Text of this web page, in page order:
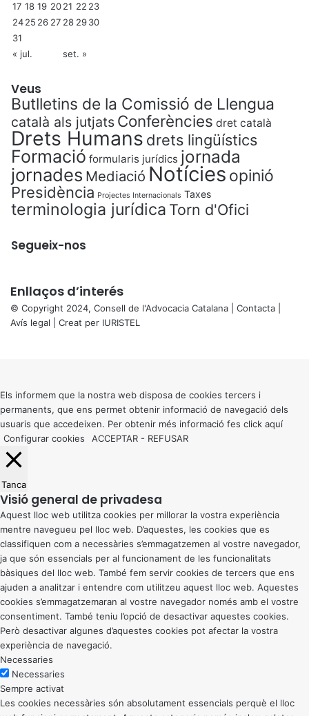
17 18 19 2021 22 23
2425 26 27 28 2930
31
« jul.
set. »
Veus
Butlletins de la Comissió de Llengua
català als jutjats Conferències dret català
Drets Humans drets lingüístics
Formació formularis jurídics jornada
jornades Mediació Notícies opinió
Presidència Projectes Internacionals Taxes
terminologia jurídica Torn d'Ofici
Segueix-nos
Enllaços d’interés
© Copyright 2024, Consell de l'Advocacia Catalana | Contacta
Avís legal | Creat per IURISTEL
button
Els informem que la nostra web disposa de cookies tercers i
permanents, que ens permet obtenir informació de navegació dels
usuaris que accedeixen. Per obtenir més informació fes click aquí
Configurar cookies
ACCEPTAR - REFUSAR
Tanca
Visió general de privadesa
Aquest lloc web utilitza cookies per millorar la vostra experiència
mentre navegueu pel lloc web. D’aquestes, les cookies que es
classifiquen com a necessàries s’emmagatzemen al vostre navegador,
ja que són essencials per al funcionament de les funcionalitats
bàsiques del lloc web. També fem servir cookies de tercers que ens
ajuden a analitzar i entendre com utilitzeu aquest lloc web. Aquestes
cookies s’emmagatzemaran al vostre navegador només amb el vostre
consentiment. També teniu l’opció de desactivar aquestes cookies.
Però desactivar algunes d’aquestes cookies pot afectar la vostra
experiència de navegació.
Necessaries
Necessaries
Sempre activat
Les cookies necessàries són absolutament essencials perquè el lloc